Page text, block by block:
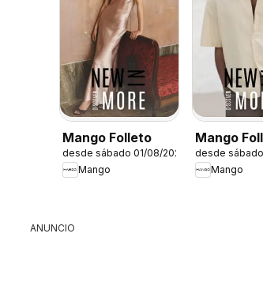
Mango Folleto
desde sábado 01/08/2026
Mango
Mango
desde
Mango
ANUNCIO